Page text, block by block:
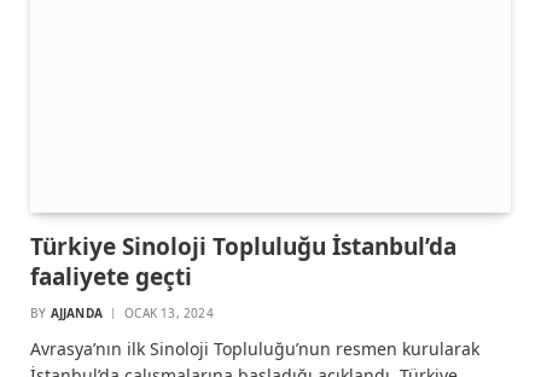
Türkiye Sinoloji Topluluğu İstanbul’da
faaliyete geçti
BY AJJANDA OCAK 13, 2024
Avrasya’nın ilk Sinoloji Topluluğu’nun resmen kurularak